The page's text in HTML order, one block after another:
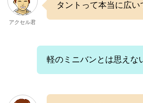
アクセル君
タントって本当に広い
軽のミニバンとは思えな